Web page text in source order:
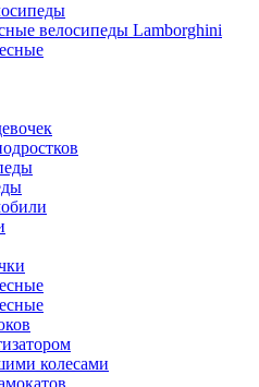
велосипеды Lamborghini
колесами